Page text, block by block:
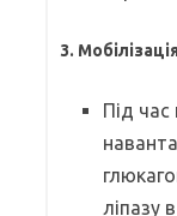
3.
Під час
ліпазу